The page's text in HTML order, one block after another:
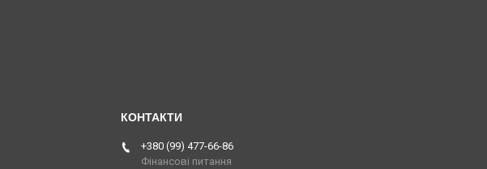
+380 (99) 477-66-86
Фінансові питання